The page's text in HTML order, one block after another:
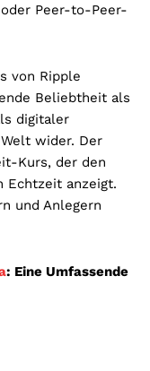
Peer-to-Peer-
von Ripple
Beliebtheit als
digitaler
wider. Der
Kurs, der den
Echtzeit anzeigt.
und Anlegern
: Eine Umfassende